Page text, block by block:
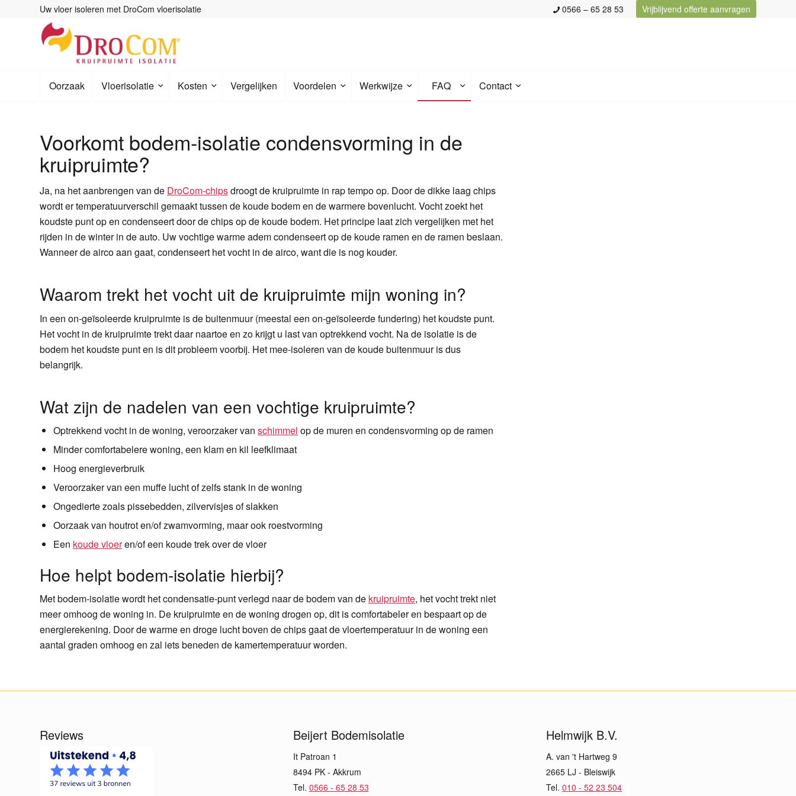
0566 – 65 28 53 Vrijblijvend offerte aanvragen
Uw vloer isoleren met DroCom vloerisolatie
Oorzaak Vloerisolatie Kosten Vergelijken Voordelen Werkwijze FAQ Contact
Voorkomt bodem-isolatie condensvorming in de
kruipruimte?
Ja, na het aanbrengen van de DroCom-chipsdroogt de kruipruimte in rap tempo op. Door de dikke laag chips
wordt er temperatuurverschil gemaakt tussen de koude bodem en de warmere bovenlucht. Vocht zoekt het
koudste punt op en condenseert door de chips op de koude bodem. Het principe laat zich vergelijken met het
rijden in de winter in de auto. Uw vochtige warme adem condenseert op de koude ramen en de ramen beslaan.
Wanneer de airco aan gaat, condenseert het vocht in de airco, want die is nog kouder.
Waarom trekt het vocht uit de kruipruimte mijn woning in?
In een on-geïsoleerde kruipruimte is de buitenmuur (meestal een on-geïsoleerde fundering) het koudste punt.
Het vocht in de kruipruimte trekt daar naartoe en zo krijgt u last van optrekkend vocht. Na de isolatie is de
bodem het koudste punt en is dit probleem voorbij. Het mee-isoleren van de koude buitenmuur is dus
belangrijk.
Wat zijn de nadelen van een vochtige kruipruimte?
Optrekkend vocht in de woning, veroorzaker van schimmel op de muren en condensvorming op de ramen
Minder comfortabelere woning, een klam en kil leefklimaat
Hoog energieverbruik
Veroorzaker van een muffe lucht of zelfs stank in de woning
Ongedierte zoals pissebedden, zilvervisjes of slakken
Oorzaak van houtrot en/of zwamvorming, maar ook roestvorming
Een koude vloeren/of een koude trek over de vloer
Hoe helpt bodem-isolatie hierbij?
Met bodem-isolatie wordt het condensatie-punt verlegd naar de bodem van de kruipruimte, het vocht trekt niet
meer omhoog de woning in. De kruipruimte en de woning drogen op, dit is comfortabeler en bespaart op de
energierekening. Door de warme en droge lucht boven de chips gaat de vloertemperatuur in de woning een
aantal graden omhoog en zal iets beneden de kamertemperatuur worden.
Reviews Beijert Bodemisolatie
It Patroan 1
8494 PK - Akkrum
Tel. 0566 - 65 28 53
Helmwijk B.V.
A. van 't Hartweg 9
2665 LJ - Bleiswijk
Tel.010 - 52 23 504